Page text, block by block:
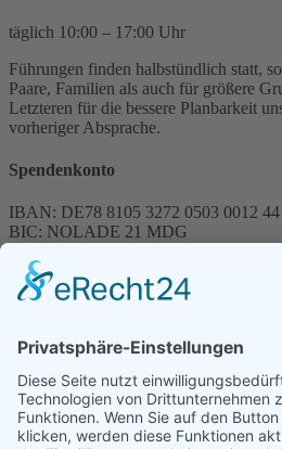
täglich 10:00 – 17:00 Uhr
Führungen finden halbstündlich statt,
Paare, Familien als auch für größere
Letzteren für die bessere Planbarkeit
vorheriger Absprache.
Spendenkonto
IBAN: DE78 8105 3272 0503 0012 44
BIC: NOLADE 21 MDG
Spenden können steuerlich abgesetzt
Förderung
© 1987 – 2025